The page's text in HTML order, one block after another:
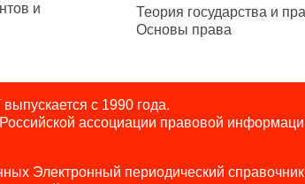
и
Теория государства и
Основы права
с 1990 года.
ассоциации правовой
Электронный периодический справочник